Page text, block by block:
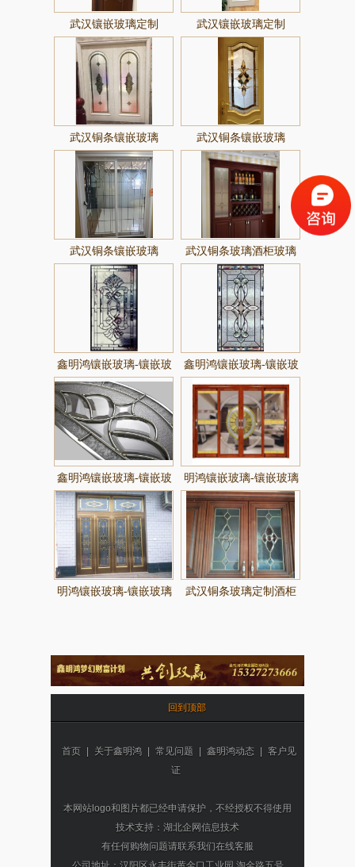
武汉镶嵌玻璃定制 武汉镶嵌玻璃定制
武汉铜条镶嵌玻璃 武汉铜条镶嵌玻璃
武汉铜条镶嵌玻璃
武汉铜条玻璃酒柜玻璃
定制
鑫明鸿镶嵌玻璃-镶嵌玻
璃
鑫明鸿镶嵌玻璃-镶嵌玻
璃
鑫明鸿镶嵌玻璃-镶嵌玻
璃019系列
明鸿镶嵌玻璃-镶嵌玻璃
017系列
明鸿镶嵌玻璃-镶嵌玻璃
武汉铜条玻璃定制酒柜
回到顶部
首页 关于鑫明鸿 常见问题 鑫明鸿动态
客户见
证
本网站logo和图片都已经申请保护，不经授权不得使用
技术支持：湖北企网信息技术
有任何购物问题请联系我们在线客服